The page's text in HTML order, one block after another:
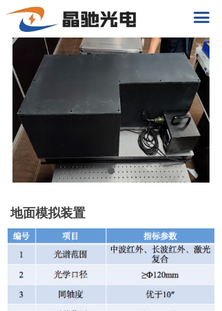
끀
首页
关于我们
产品中心
新闻动态
解决方案
联系我们
地面模拟装置